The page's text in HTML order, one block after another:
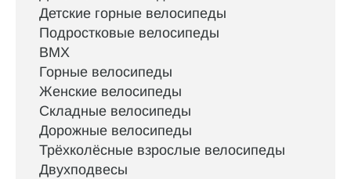
Детские горные велосипеды
Подростковые велосипеды
BMX
Горные велосипеды
Женские велосипеды
Складные велосипеды
Дорожные велосипеды
Трёхколёсные взрослые велосипеды
Двухподвесы